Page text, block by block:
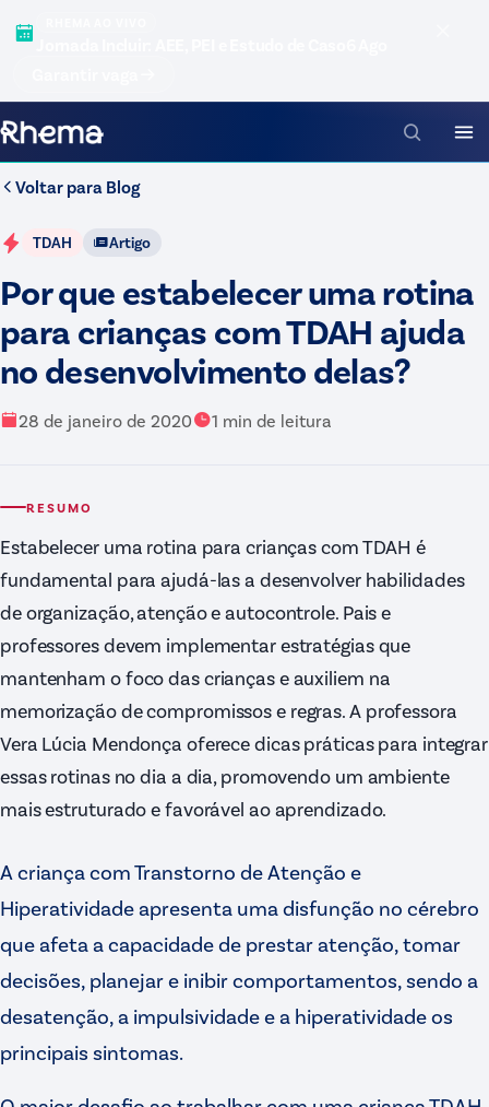
Voltar para Blog
TDAH Artigo
Por que estabelecer uma rotina
para crianças com TDAH ajuda
no desenvolvimento delas?
28 de janeiro de 2020 1 min de leitura
RESUMO
Estabelecer uma rotina para crianças com TDAH é
fundamental para ajudá-las a desenvolver habilidades
de organização, atenção e autocontrole. Pais e
professores devem implementar estratégias que
mantenham o foco das crianças e auxiliem na
memorização de compromissos e regras. A professora
Vera Lúcia Mendonça oferece dicas práticas para integrar
essas rotinas no dia a dia, promovendo um ambiente
mais estruturado e favorável ao aprendizado.
A criança com Transtorno de Atenção e
Hiperatividade apresenta uma disfunção no cérebro
que afeta a capacidade de prestar atenção, tomar
decisões, planejar e inibir comportamentos, sendo a
desatenção, a impulsividade e a hiperatividade os
principais sintomas.